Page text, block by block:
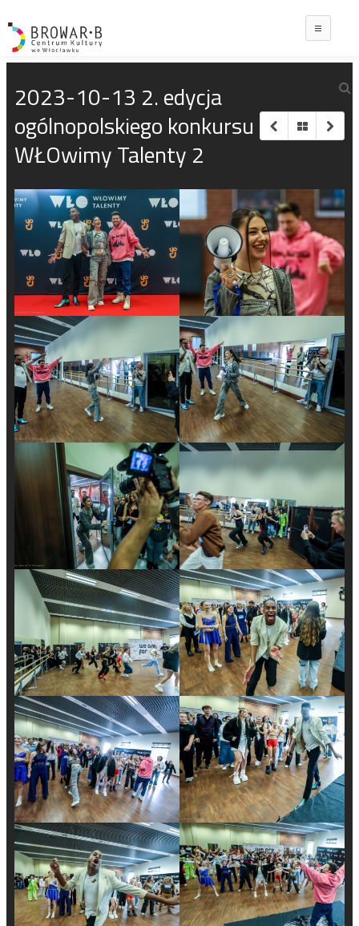
2023-10-13 2. edycja
ogólnopolskiego konkursu
WŁOwimy Talenty 2